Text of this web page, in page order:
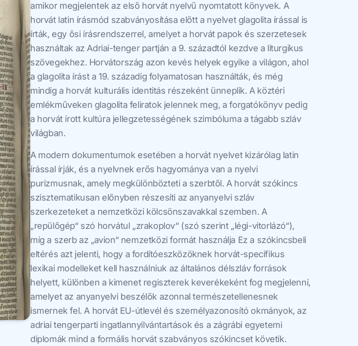
amikor megjelentek az első horvát nyelvű nyomtatott könyvek. A
horvát latin írásmód szabványosítása előtt a nyelvet glagolita írással is
írták, egy ősi írásrendszerrel, amelyet a horvát papok és szerzetesek
használtak az Adriai-tenger partján a 9. századtól kezdve a liturgikus
szövegekhez. Horvátország azon kevés helyek egyike a világon, ahol
a glagolita írást a 19. századig folyamatosan használták, és még
mindig a horvát kulturális identitás részeként ünneplik. A köztéri
emlékműveken glagolita feliratok jelennek meg, a forgatókönyv pedig
a horvát írott kultúra jellegzetességének szimbóluma a tágabb szláv
világban.
A modern dokumentumok esetében a horvát nyelvet kizárólag latin
írással írják, és a nyelvnek erős hagyománya van a nyelvi
purizmusnak, amely megkülönbözteti a szerbtől. A horvát szókincs
szisztematikusan előnyben részesíti az anyanyelvi szláv
szerkezeteket a nemzetközi kölcsönszavakkal szemben. A
„repülőgép“ szó horvátul „zrakoplov“ (szó szerint „légi-vitorlázó“),
míg a szerb az „avion“ nemzetközi formát használja Ez a szókincsbeli
eltérés azt jelenti, hogy a fordítóeszközöknek horvát-specifikus
lexikai modelleket kell használniuk az általános délszláv források
helyett, különben a kimenet regiszterek keverékeként fog megjelenni,
amelyet az anyanyelvi beszélők azonnal természetellenesnek
ismernek fel. A horvát EU-útlevél és személyazonosító okmányok, az
adriai tengerparti ingatlannyilvántartások és a zágrábi egyetemi
diplomák mind a formális horvát szabványos szókincset követik.